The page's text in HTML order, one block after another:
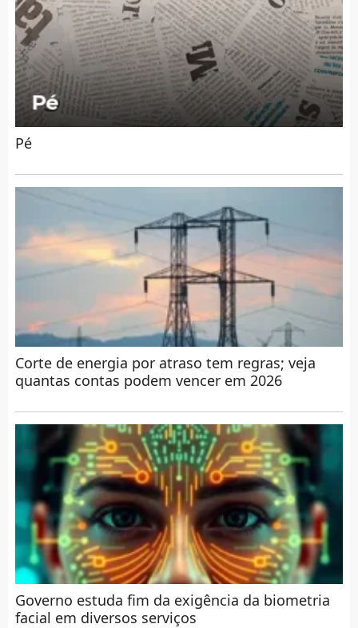
Pé
Corte de energia por atraso tem regras; veja
quantas contas podem vencer em 2026
Governo estuda fim da exigência da biometria
facial em diversos serviços